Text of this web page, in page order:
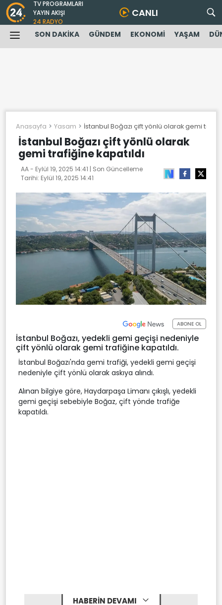
TV PROGRAMLARI
YAYIN AKIŞI
24 RADYO
CANLI
SON DAKİKA GÜNDEM EKONOMİ YAŞAM
Anasayfa Yasam İstanbul Boğazı çift yönlü olarak gemi
İstanbul Boğazı çift yönlü olarak
gemi trafiğine kapatıldı
AA - Eylül 19, 2025 14:41 | Son Güncelleme
Tarihi: Eylül 19, 2025 14:41
ABONE OL
İstanbul Boğazı, yedekli gemi geçişi nedeniyle
çift yönlü olarak gemi trafiğine kapatıldı.
İstanbul Boğazı'nda gemi trafiği, yedekli gemi geçişi
nedeniyle çift yönlü olarak askıya alındı.
Alınan bilgiye göre, Haydarpaşa Limanı çıkışlı, yedekli
gemi geçişi sebebiyle Boğaz, çift yönde trafiğe
kapatıldı.
HABERİN DEVAMI